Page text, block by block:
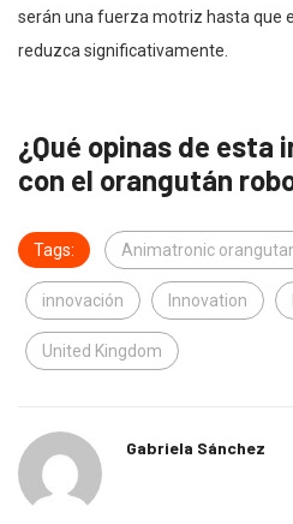
serán una fuerza motriz hasta que
reduzca significativamente.
¿Qué opinas de esta
con el orangután
Tags: Animatronic
innovación Innovation
United Kingdom
Gabriela Sánchez